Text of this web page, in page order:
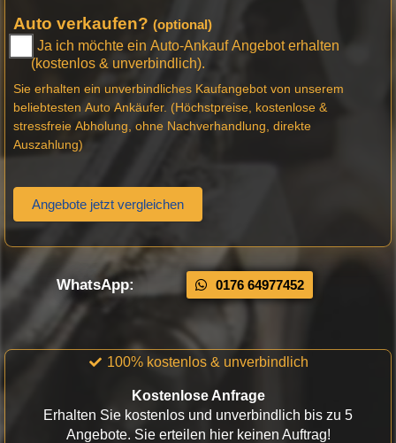
Auto verkaufen? (optional)
Ja ich möchte ein Auto-Ankauf Angebot erhalten
(kostenlos & unverbindlich).
Sie erhalten ein unverbindliches Kaufangebot von unserem
beliebtesten Auto Ankäufer. (Höchstpreise, kostenlose &
stressfreie Abholung, ohne Nachverhandlung, direkte
Auszahlung)
Angebote jetzt vergleichen
WhatsApp: 0176 64977452
100% kostenlos & unverbindlich
Kostenlose Anfrage
Erhalten Sie kostenlos und unverbindlich bis zu 5
Angebote. Sie erteilen hier keinen Auftrag!